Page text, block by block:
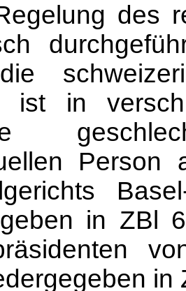
des
ist in
Person
in ZBl
in